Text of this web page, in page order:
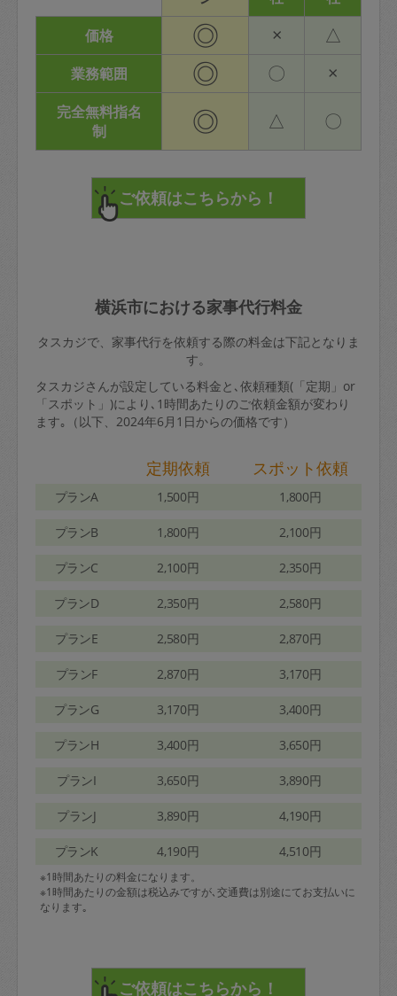
価格
◎ × △
業務範囲 ◎ 〇 ×
完全無料指名
制
◎ △ 〇
横浜市における家事代行料金
タスカジで、家事代行を依頼する際の料金は下記となりま
す。
タスカジさんが設定している料金と､依頼種類(「定期」or
「スポット」)により､1時間あたりのご依頼金額が変わり
ます｡（以下、2024年6月1日からの価格です）
定期依頼 スポット依頼
プランA 1,500円 1,800円
プランB 1,800円 2,100円
プランC 2,100円 2,350円
プランD 2,350円 2,580円
プランE 2,580円 2,870円
プランF 2,870円 3,170円
プランG 3,170円 3,400円
プランH 3,400円 3,650円
プランI 3,650円 3,890円
プランJ 3,890円 4,190円
プランK 4,190円 4,510円
※1時間あたりの料金になります。
※1時間あたりの金額は税込みですが､交通費は別途にてお支払いに
なります｡